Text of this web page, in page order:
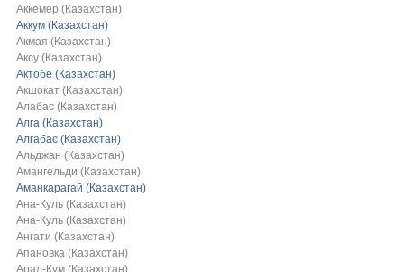
Аккемер (Казахстан)
Аккум (Казахстан)
Акмая (Казахстан)
Аксу (Казахстан)
Актобе (Казахстан)
Акшокат (Казахстан)
Алабас (Казахстан)
Алга (Казахстан)
Алгабас (Казахстан)
Альджан (Казахстан)
Амангельди (Казахстан)
Аманкарагай (Казахстан)
Ана-Куль (Казахстан)
Ана-Куль (Казахстан)
Ангати (Казахстан)
Апановка (Казахстан)
Арал-Кум (Казахстан)